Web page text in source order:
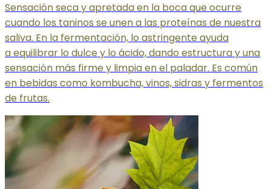
Sensación seca y apretada en la boca que ocurre
cuando los taninos se unen a las proteínas de nuestra
saliva. En la fermentación, lo astringente ayuda
a equilibrar lo dulce y lo ácido, dando estructura y una
sensación más firme y limpia en el paladar. Es común
en bebidas como kombucha, vinos, sidras y fermentos
de frutas.